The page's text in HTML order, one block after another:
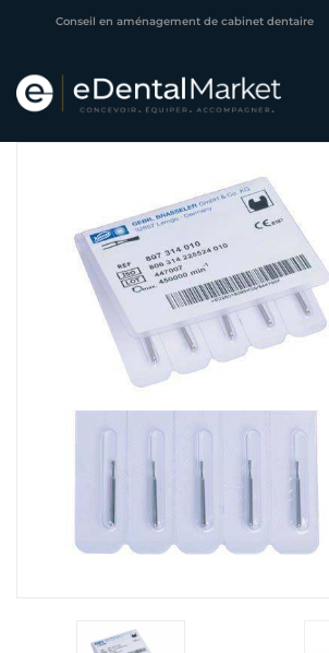
Conseil en aménagement de cabinet dentaire